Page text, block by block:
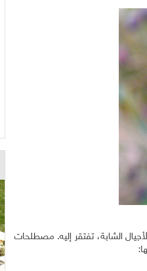
الشابة، تفتقر إليه. مصطلحات